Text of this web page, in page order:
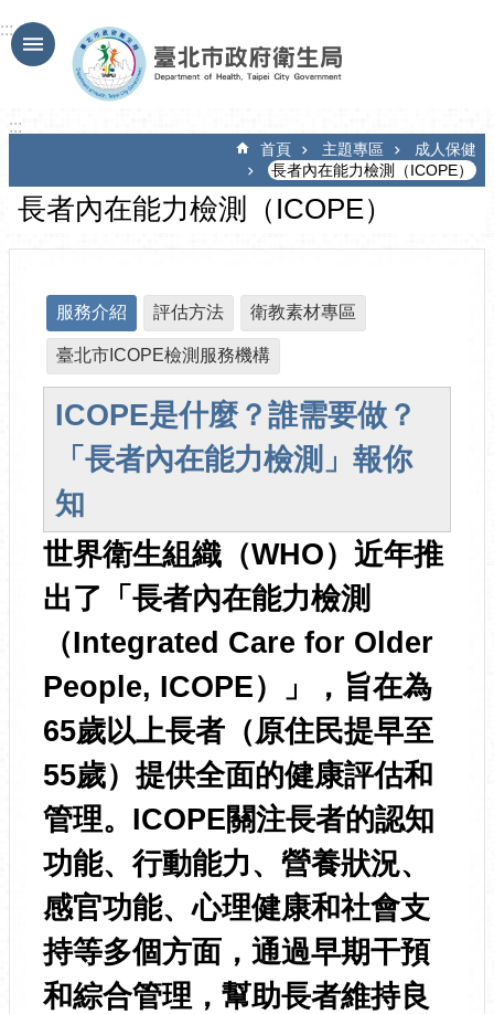
跳到主要內容區塊
:::
:::
首頁 主題專區
成人保健
長者內在能力檢測（ICOPE）
長者內在能力檢測（ICOPE）
服務介紹 評估方法 衛教素材專區
臺北市ICOPE檢測服務機構
ICOPE是什麼？誰需要做？
「長者內在能力檢測」報你
知
世界衛生組織（WHO）近年推
出了「長者內在能力檢測
（Integrated Care for Older
People, ICOPE）」，旨在為
65歲以上長者（原住民提早至
55歲）提供全面的健康評估和
管理。ICOPE關注長者的認知
功能、行動能力、營養狀況、
感官功能、心理健康和社會支
持等多個方面，通過早期干預
和綜合管理，幫助長者維持良